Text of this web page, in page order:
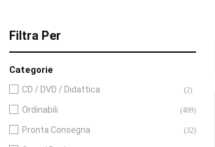
Filtra Per
Categorie
CD / DVD / Didattica (2)
Ordinabili (409)
Pronta Consegna (32)